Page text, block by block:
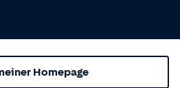
Homepage